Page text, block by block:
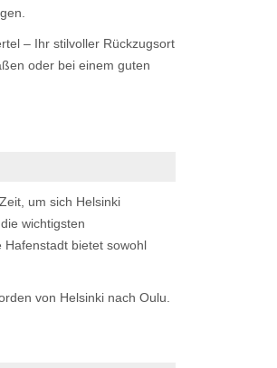
– Ihr stilvoller Rückzugsort
oder bei einem guten
um sich Helsinki
wichtigsten
Hafenstadt bietet sowohl
von Helsinki nach Oulu.